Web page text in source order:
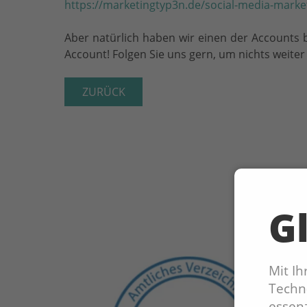
https://marketingtyp3n.de/social-media-
Aber natürlich haben wir einen der
Account! Folgen Sie uns gern, um nichts
ZURÜCK
Mit